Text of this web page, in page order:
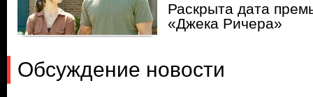
Раскрыта дата
«Джека Ричера»
Обсуждение новости